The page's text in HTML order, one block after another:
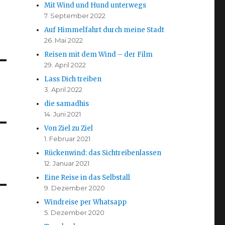
Mit Wind und Hund unterwegs
7. September 2022
Auf Himmelfahrt durch meine Stadt
26. Mai 2022
Reisen mit dem Wind – der Film
29. April 2022
Lass Dich treiben
3. April 2022
die samadhis
14. Juni 2021
Von Ziel zu Ziel
1. Februar 2021
Rückenwind: das Sichtreibenlassen
12. Januar 2021
Eine Reise in das Selbstall
9. Dezember 2020
Windreise per Whatsapp
5. Dezember 2020